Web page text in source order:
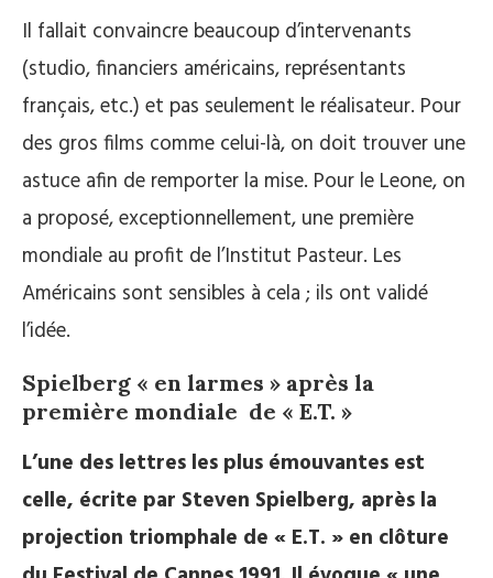
Il fallait convaincre beaucoup d’intervenants
(studio, financiers américains, représentants
français, etc.) et pas seulement le réalisateur. Pour
des gros films comme celui-là, on doit trouver une
astuce afin de remporter la mise. Pour le Leone, on
a proposé, exceptionnellement, une première
mondiale au profit de l’Institut Pasteur. Les
Américains sont sensibles à cela ; ils ont validé
l’idée.
Spielberg « en larmes » après la
première mondiale de « E.T. »
L’une des lettres les plus émouvantes est
celle, écrite par Steven Spielberg, après la
projection triomphale de « E.T. » en clôture